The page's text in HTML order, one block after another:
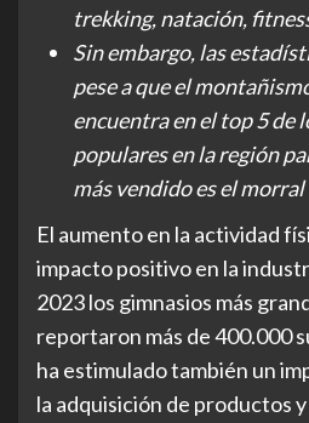
trekking, natación,
Sin embargo, las
pese a que el
encuentra en el top 5 de
populares en la región
más vendido es el
El aumento en la actividad
impacto positivo en la
2023 los gimnasios más
reportaron más de 400.000
ha estimulado también un
la adquisición de productos